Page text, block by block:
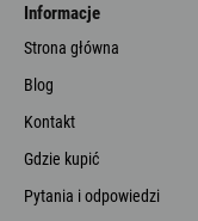
Informacje
Strona główna
Blog
Kontakt
Gdzie kupić
Pytania i odpowiedzi